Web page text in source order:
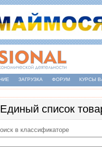
ЗАГРУЗКА ФОРУМ
КУРСЫ
Единый список
в классификаторе